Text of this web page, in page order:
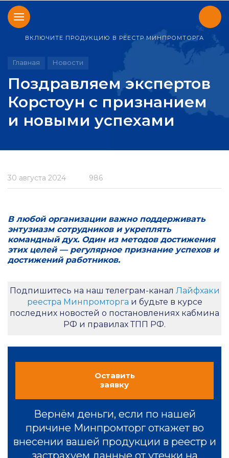
ВКЛЮЧИТЕ ПРОДУКЦИЮ В РЕЕСТР МИНПРОМТОРГА
Главная Новости
Поздравляем экспертов
Корстоун с признанием
и новыми успехами
30 августа 2024 986
В любой организации важно поддерживать
энтузиазм сотрудников и укреплять
командный дух. Один из методов достижения
этих целей — регулярное признание успехов и
достижений работников.
Подпишитесь на наш телеграм-канал Лайфхаки
реестра Минпромторга и будьте в курсе
последних новостей о постановлениях кабмина
РФ и правилах ТПП РФ.
Оставить
заявку
Вернём деньги, если по нашей
причине Минпромторг откажет во
внесении вашей продукции в реестр и
застрахуем данные от утечки на